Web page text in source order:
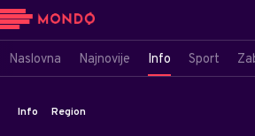
Naslovna Najnovije Info Sport
Info Region